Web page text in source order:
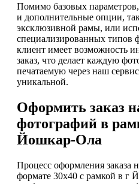
Помимо базовых
и дополнительные опции,
эксклюзивной рамы, или
специализированных типов
клиент имеет возможность
заказ, что делает каждую
печатаемую через наш
уникальной.
Оформить заказ
фотографий в
Йошкар-Ола
Процесс оформления заказа
формате 30х40 с рамкой в г